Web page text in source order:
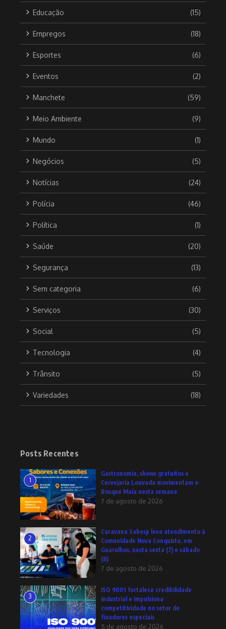
Educação (15)
Empregos (18)
Esportes (6)
Eventos (2)
Manchete (59)
Meio Ambiente (9)
Mundo (1)
Negócios (5)
Notícias (24)
Polícia (46)
Política (1)
Saúde (20)
Segurança (13)
Sem categoria (6)
Serviços (30)
Social (5)
Tecnologia (4)
Trânsito (5)
Variedades (18)
Posts Recentes
1
Gastronomia, shows gratuitos e
Cervejaria Louvada movimentam o
Bosque Maia nesta semana
7 de agosto de 2026
2
Caravana Sabesp leva atendimento à
Comunidade Nova Conquista, em
Guarulhos, nesta sexta (7) e sábado
(8)
7 de agosto de 2026
3
ISO 9001 fortalece credibilidade
industrial e impulsiona
competitividade no setor de
fixadores especiais
5 de agosto de 2026